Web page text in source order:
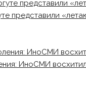
представили
ИноСМИ